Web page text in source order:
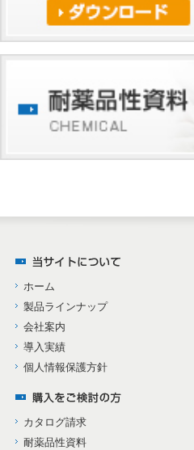
ホーム
製品ラインナップ
会社案内
導入実績
個人情報保護方針
カタログ請求
耐薬品性資料